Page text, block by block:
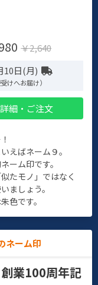
￥2,640
10日(月)
けへお届け）
細・ご注文
えばネーム９。
ーム印です。
たモノ」ではなく
ましょう。
色です。
ネーム印
業100周年記